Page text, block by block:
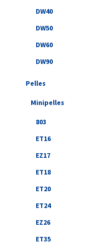
DW40
DW50
DW60
DW90
Pelles
Minipelles
803
ET16
EZ17
ET18
ET20
ET24
EZ26
ET35